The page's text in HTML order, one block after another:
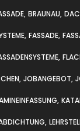
BRAUNAU
FASSADE
JOBANGEBOT